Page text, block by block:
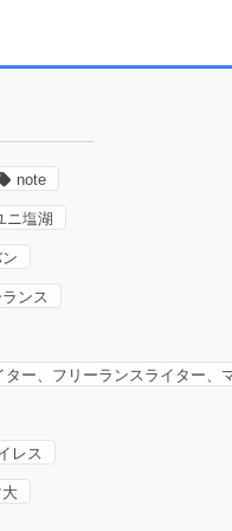
note
ニ塩湖
ンス
ー、フリーランスライター、
レス
大